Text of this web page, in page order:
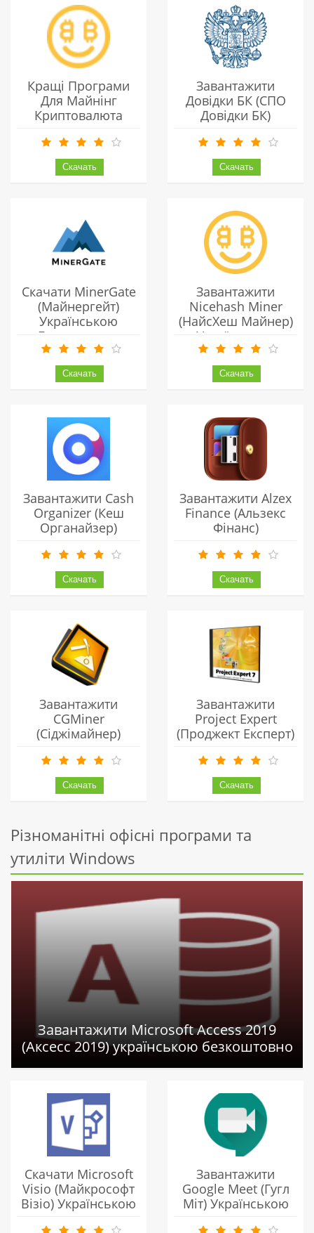
Кращі Програми
Для Майнінг
Криптовалюта
Завантажити
Довідки БК (СПО
Довідки БК)
Безкоштовно
Скачати MinerGate
(Майнергейт)
Українською
Безкоштовно
Завантажити
Nicehash Miner
(НайсХеш Майнер)
Українською
Безкоштовно
Завантажити Cash
Organizer (Кеш
Органайзер)
Безкоштовно
Завантажити Alzex
Finance (Альзекс
Фінанс)
Безкоштовно
Завантажити
CGMiner
(Сіджімайнер)
Безкоштовно
Завантажити
Project Expert
(Проджект Експерт)
Безкоштовно
Різноманітні офісні програми та
утиліти Windows
Завантажити Microsoft Access 2019
(Аксесс 2019) українською безкоштовно
Скачати Microsoft
Visio (Майкрософт
Візіо) Українською
Завантажити
Google Meet (Гугл
Міт) Українською